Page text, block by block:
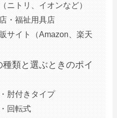
ニトリ、イオンなど）
・福祉用具店
サイト（Amazon、楽天
類と選ぶときのポイ
肘付きタイプ
回転式